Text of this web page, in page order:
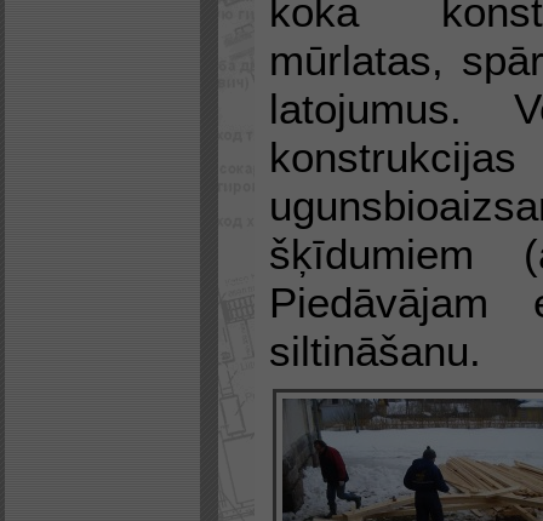
koka
mūrlatas,
latojumus.
šķīdumiem
Piedāvājam
siltināšanu.